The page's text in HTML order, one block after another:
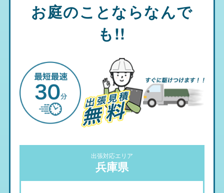
お庭のことならなんで
も!!
出張対応エリア
兵庫県